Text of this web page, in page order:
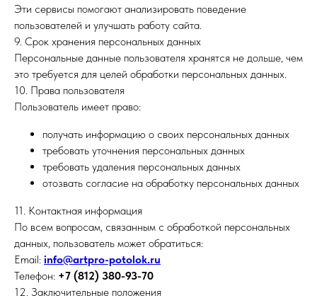
Эти сервисы помогают анализировать поведение
пользователей и улучшать работу сайта.
9. Срок хранения персональных данных
Персональные данные пользователя хранятся не дольше, чем
это требуется для целей обработки персональных данных.
10. Права пользователя
Пользователь имеет право:
получать информацию о своих персональных данных
требовать уточнения персональных данных
требовать удаления персональных данных
отозвать согласие на обработку персональных данных
11. Контактная информация
По всем вопросам, связанным с обработкой персональных
данных, пользователь может обратиться:
Email: info@artpro-potolok.ru
Телефон: +7 (812) 380-93-70
12. Заключительные положения